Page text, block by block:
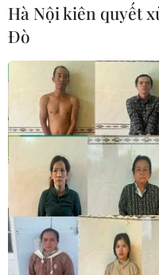
Lễ hội Văn hóa, Du
04/08/2026 14:37
Ninh Bình được đề
Điểm đến mới nổi
2026
04/08/2026 09:14
Trung
Hà Nội kiên quyết
Đò